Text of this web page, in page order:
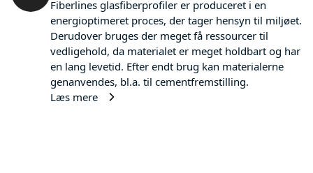
Fiberlines glasfiberprofiler er produceret i en
energioptimeret proces, der tager hensyn til miljøet.
Derudover bruges der meget få ressourcer til
vedligehold, da materialet er meget holdbart og har
en lang levetid. Efter endt brug kan materialerne
genanvendes, bl.a. til cementfremstilling.
Læs mere